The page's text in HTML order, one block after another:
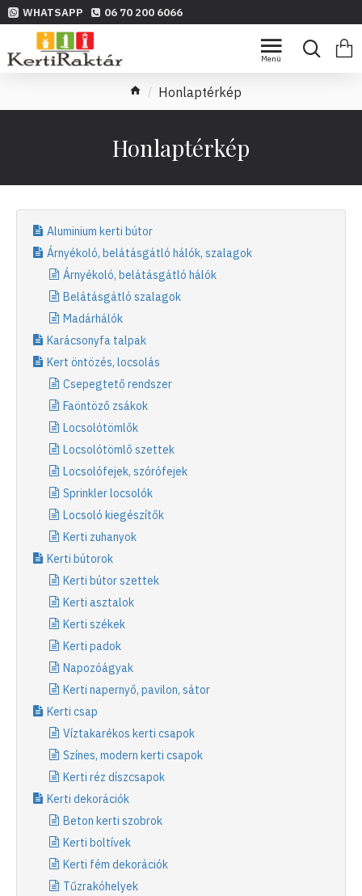
WHATSAPP 06 70 200 6066
Honlaptérkép
Honlaptérkép
Aluminium kerti bútor
Árnyékoló, belátásgátló hálók, szalagok
Árnyékoló, belátásgátló hálók
Belátásgátló szalagok
Madárhálók
Karácsonyfa talpak
Kert öntözés, locsolás
Csepegtető rendszer
Faöntöző zsákok
Locsolótömlők
Locsolótömlő szettek
Locsolófejek, szórófejek
Sprinkler locsolók
Locsoló kiegészítők
Kerti zuhanyok
Kerti bútorok
Kerti bútor szettek
Kerti asztalok
Kerti székek
Kerti padok
Napozóágyak
Kerti napernyő, pavilon, sátor
Kerti csap
Víztakarékos kerti csapok
Színes, modern kerti csapok
Kerti réz díszcsapok
Kerti dekorációk
Beton kerti szobrok
Kerti boltívek
Kerti fém dekorációk
Tűzrakóhelyek